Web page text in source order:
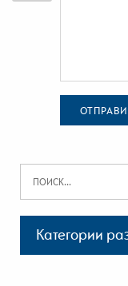
Категории